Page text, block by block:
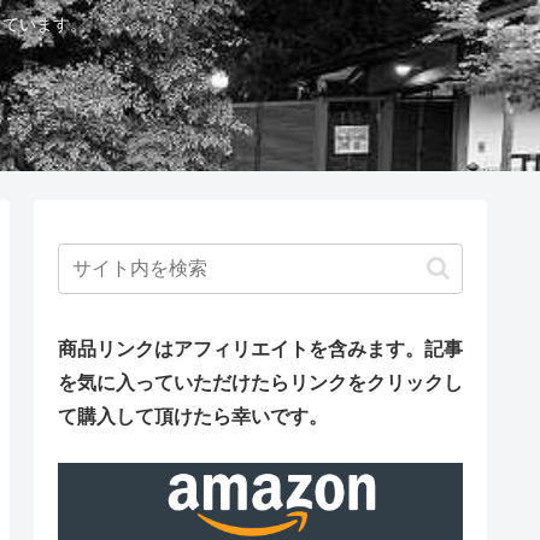
います。
商品リンクはアフィリエイトを含みます。 記事
を気に入っていただけたらリンクをクリックし
て購入して頂けたら幸いです。